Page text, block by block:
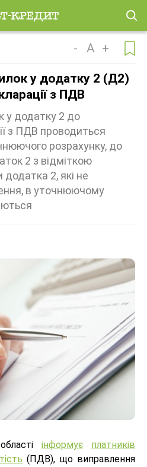
- A +
у додатку 2 (Д2)
з ПДВ
у додатку 2 до
з ПДВ проводиться
розрахунку, до
2 з відміткою
2, які не
в уточнюючому
інформує
платників
(ПДВ), що виправлення